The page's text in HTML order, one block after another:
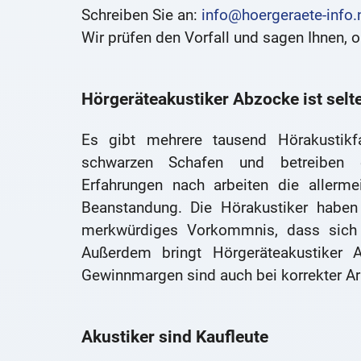
Schreiben Sie an: info@hoergeraete-
Wir prüfen den Vorfall und sagen Ihnen,
Hörgeräteakustiker Abzocke ist
Es gibt mehrere tausend
schwarzen Schafen und betreiben
Erfahrungen nach arbeiten die
Beanstandung. Die Hörakustiker
merkwürdiges Vorkommnis, dass
Außerdem bringt
Gewinnmargen sind auch bei korrekter
Akustiker sind Kaufleute